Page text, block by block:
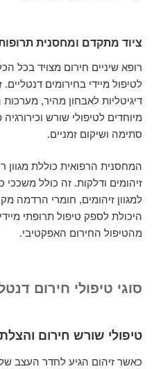
ציוד מתקדם ומחסנית
רופא שיניים חירום מצויד בכל
לטיפול מיידי בחירומים דנטליים.
דיגיטליות לאבחון מהיר,
מיוחדים לטיפולי שורש
סתימה ושיקום זמניים.
המחסנית הרפואית כוללת
זיהומים ודלקות. זה כולל משככי
למגוון זיהומים, חומרי הרדמה
היכולת לספק טיפול תרופתי
מהטיפול החירום האפקטיבי.
סוגי טיפולי חירום
טיפולי שורש חירום והצלת
כאשר זיהום הגיע לחדר העצב